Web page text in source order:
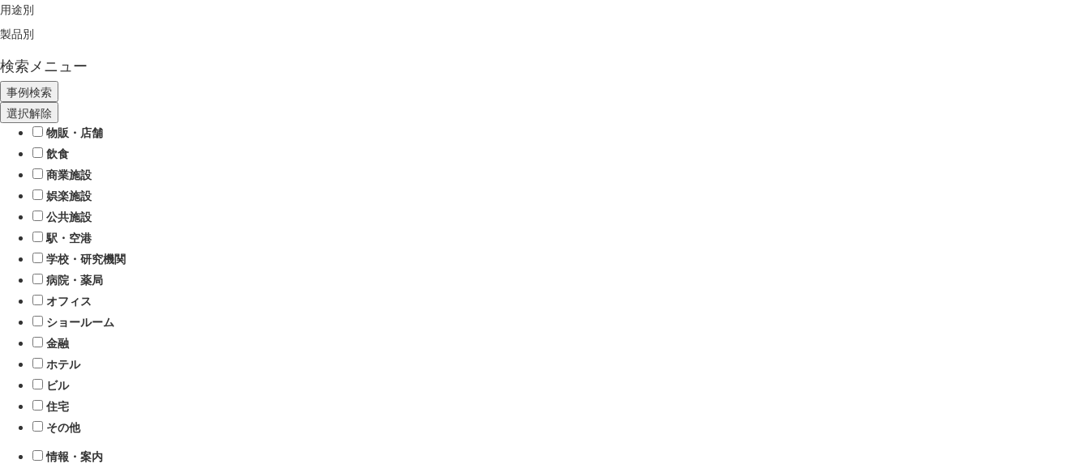
用途別
製品別
検索メニュー
選択解除
物販・店舗
飲食
商業施設
娯楽施設
公共施設
駅・空港
学校・研究機関
病院・薬局
オフィス
ショールーム
金融
ホテル
ビル
住宅
その他
情報・案内